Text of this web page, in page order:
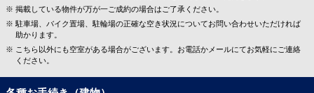
掲載している物件が万が一ご成約の場合はご了承ください。
駐車場、バイク置場、駐輪場の正確な空き状況についてお問い合わせいただければ
助かります。
こちら以外にも空室がある場合がございます。お電話かメールにてお気軽にご連絡
ください。